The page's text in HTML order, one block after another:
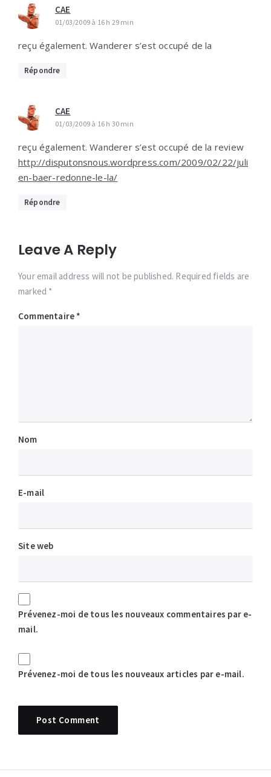
CAE
01/03/2009 à 16 h 29 min
reçu également. Wanderer s’est occupé de la
Répondre
CAE
01/03/2009 à 16 h 30 min
reçu également. Wanderer s’est occupé de la review
http://disputonsnous.wordpress.com/2009/02/22/juli
en-baer-redonne-le-la/
Répondre
Leave A Reply
Your email address will not be published. Required fields are
marked *
Commentaire *
Nom
E-mail
Site web
Prévenez-moi de tous les nouveaux commentaires par e-
mail.
Prévenez-moi de tous les nouveaux articles par e-mail.